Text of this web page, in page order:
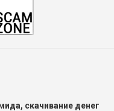
скачивание денег